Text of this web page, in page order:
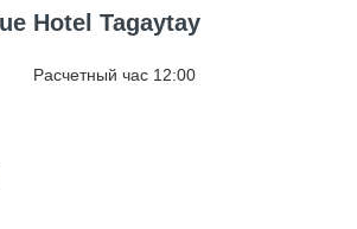
Hotel Tagaytay
Расчетный час 12:00